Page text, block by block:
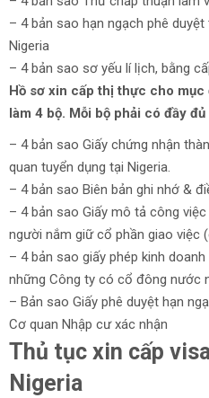
– 4 bản sao hạn ngạch phê
Nigeria
– 4 bản sao sơ yếu lí lịch, bằng
Hồ sơ xin cấp thị thực cho
làm 4 bộ. Mỗi bộ phải có đầy
– 4 bản sao Giấy chứng nhận
quan tuyển dụng tại Nigeria.
– 4 bản sao Biên bản ghi nhớ &
– 4 bản sao Giấy mô tả công
người nắm giữ cổ phần giao việc
– 4 bản sao giấy phép kinh
những Công ty có cổ đông nước
– Bản sao Giấy phê duyệt hạn
Cơ quan Nhập cư xác nhận
Thủ tục xin cấp
Nigeria